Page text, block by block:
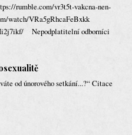
rumble.com/vr3t5t-vakcna-nen-
watch/VRa5gRhcaFeBxkk
Nepodplatitelní odborníci
od únorového setkání...?“ Citace